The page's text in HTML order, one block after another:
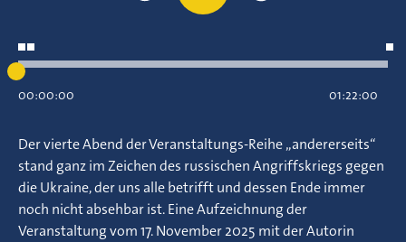
00:00:00 01:22:00
Der vierte Abend der Veranstaltungs-Reihe „andererseits“
stand ganz im Zeichen des russischen Angriffskriegs gegen
die Ukraine, der uns alle betrifft und dessen Ende immer
noch nicht absehbar ist. Eine Aufzeichnung der
Veranstaltung vom 17. November 2025 mit der Autorin